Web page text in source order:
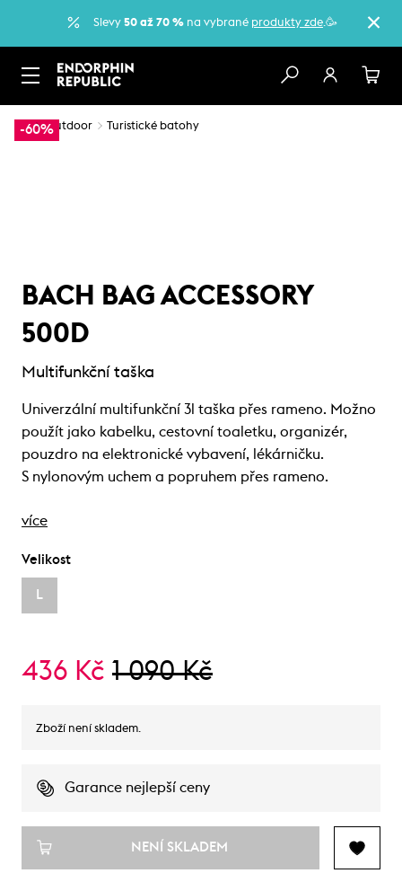
Slevy 50 až 70 % na vybrané produkty zde.🥳
-60%
… Outdoor Turistické batohy
BACH BAG ACCESSORY
500D
Multifunkční taška
Univerzální multifunkční 3l taška přes rameno. Možno
použít jako kabelku, cestovní toaletku, organizér,
pouzdro na elektronické vybavení, lékárničku.
S nylonovým uchem a popruhem přes rameno.
více
Velikost
L
436 Kč 1 090 Kč
Zboží není skladem.
Garance nejlepší ceny
NENÍ SKLADEM